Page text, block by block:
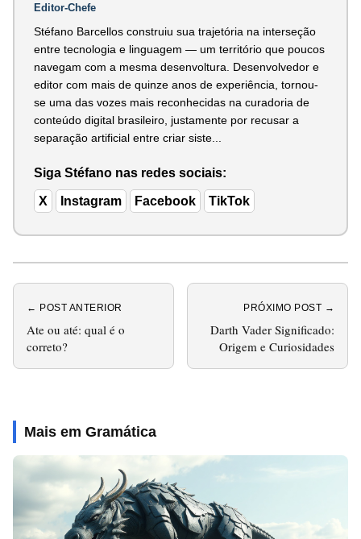
Editor-Chefe
Stéfano Barcellos construiu sua trajetória na interseção
entre tecnologia e linguagem — um território que poucos
navegam com a mesma desenvoltura. Desenvolvedor e
editor com mais de quinze anos de experiência, tornou-
se uma das vozes mais reconhecidas na curadoria de
conteúdo digital brasileiro, justamente por recusar a
separação artificial entre criar siste...
Siga Stéfano nas redes sociais:
X Instagram Facebook TikTok
← POST ANTERIOR
Ate ou até: qual é o
correto?
PRÓXIMO POST →
Darth Vader Significado:
Origem e Curiosidades
Mais em Gramática